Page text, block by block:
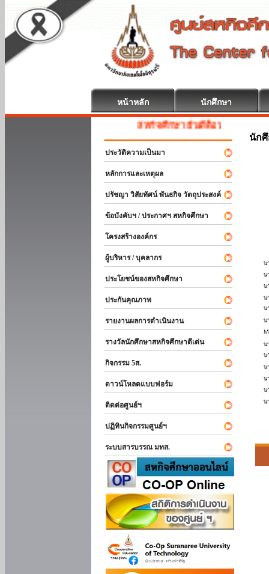
หน้าหลัก นักศึกษา
สหกิจศึกษา ยินดีต้อนรับ
ประวัติความเป็นมา
หลักการและเหตุผล
ปรัชญา วิสัยทัศน์ พันธกิจ วัตถุประสงค์
ข้อบังคับฯ / ประกาศฯ สหกิจศึกษา
โครงสร้างองค์กร
ผู้บริหาร / บุคลากร
ประโยชน์ของสหกิจศึกษา
ประกันคุณภาพ
รายงานผลการดำเนินงาน
รางวัลนักศึกษาสหกิจศึกษาดีเด่น
กิจกรรม 5ส.
ดาวน์โหลดแบบฟอร์ม
ติดต่อศูนย์ฯ
ปฏิทินกิจกรรมศูนย์ฯ
ระบบสารบรรณ มทส.
นัก